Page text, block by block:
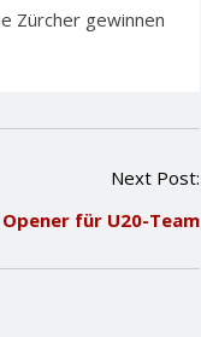
Zürcher gewinnen
Next Post:
für U20-Team